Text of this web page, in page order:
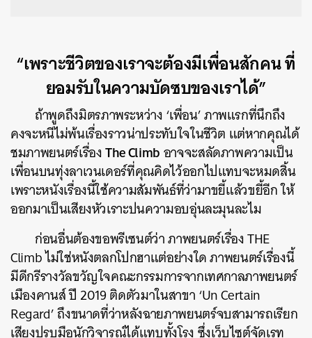
“เพราะชีวิตของเราจะต้องมีเพื่อนสักคน ที่
ยอมรับในความบัดซบของเราได้”
ถ้าพูดถึงมิตรภาพระหว่าง ‘เพื่อน’ ภาพแรกที่นึกถึง
คงจะหนีไม่พ้นเรื่องราวน่าประทับใจในชีวิต แต่หากคุณได้
ชมภาพยนตร์เรื่องThe Climbอาจจะสลัดภาพความเป็น
เพื่อนบนทุ่งลาเวนเดอร์ที่คุณคิดไว้ออกไปแทบจะหมดสิ้น
เพราะหนังเรื่องนี้ใช้ความสัมพันธ์ที่ว่ามาขยี้แล้วขยี้อีก ให้
ออกมาเป็นเสียงหัวเราะปนความอบอุ่นละมุนละไม
ก่อนอื่นต้องขอพรีเซนต์ว่า ภาพยนตร์เรื่อง THE
Climb ไม่ใช่หนังตลกโปกฮาแต่อย่างใด ภาพยนตร์เรื่องนี้
มีดีกรีรางวัลขวัญใจคณะกรรมการจากเทศกาลภาพยนตร์
เมืองคานส์ ปี 2019 ติดตัวมาในสาขา ‘Un Certain
Regard’ถึงขนาดที่ว่าหลังฉายภาพยนตร์จบสามารถเรียก
เสียงปรบมือนักวิจารณ์ได้แทบทั้งโรง ซึ่งเว็บไซต์จัดเรท